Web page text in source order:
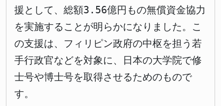
援として、総額3.56億円もの無償資金協力
を実施することが明らかになりました。こ
の支援は、フィリピン政府の中枢を担う若
手行政官などを対象に、日本の大学院で修
士号や博士号を取得させるためのもので
す。